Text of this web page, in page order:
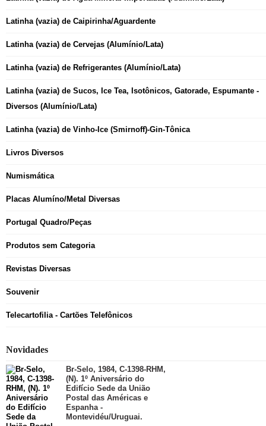
Latinha (vazia) de Caipirinha/Aguardente
Latinha (vazia) de Cervejas (Alumínio/Lata)
Latinha (vazia) de Refrigerantes (Alumínio/Lata)
Latinha (vazia) de Sucos, Ice Tea, Isotônicos, Gatorade, Espumante -
Diversos (Alumínio/Lata)
Latinha (vazia) de Vinho-Ice (Smirnoff)-Gin-Tônica
Livros Diversos
Numismática
Placas Alumíno/Metal Diversas
Portugal Quadro/Peças
Produtos sem Categoria
Revistas Diversas
Souvenir
Telecartofilia - Cartões Telefônicos
Novidades
Br-Selo, 1984, C-1398-RHM,
(N). 1º Aniversário do
Edifício Sede da União
Postal das Américas e
Espanha -
Montevidéu/Uruguai.